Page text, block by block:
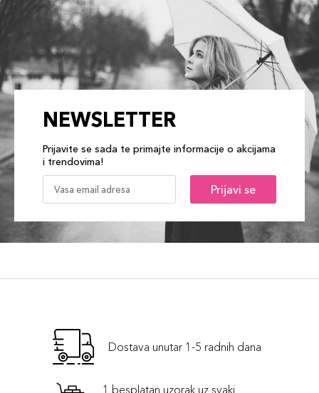
NEWSLETTER
Prijavite se sada te primajte informacije o akcijama
i trendovima!
Prijavi se
Dostava unutar 1-5 radnih dana
1 besplatan uzorak uz svaki